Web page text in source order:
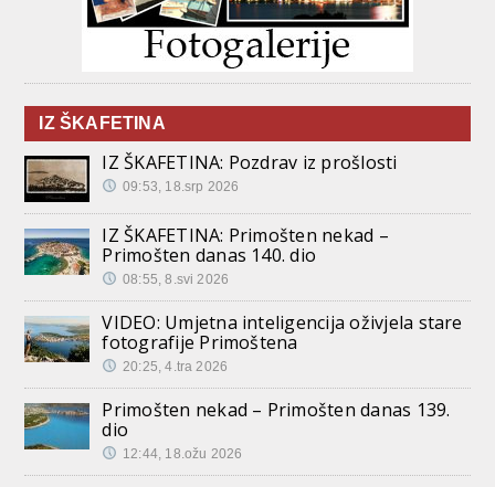
IZ ŠKAFETINA
IZ ŠKAFETINA: Pozdrav iz prošlosti
09:53, 18.srp 2026
IZ ŠKAFETINA: Primošten nekad –
Primošten danas 140. dio
08:55, 8.svi 2026
VIDEO: Umjetna inteligencija oživjela stare
fotografije Primoštena
20:25, 4.tra 2026
Primošten nekad – Primošten danas 139.
dio
12:44, 18.ožu 2026